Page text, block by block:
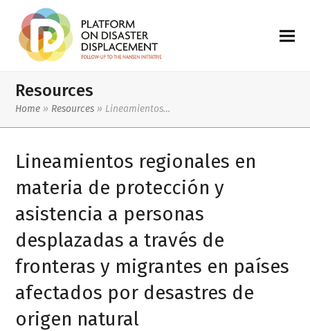
Resources
Home » Resources » Lineamientos…
Lineamientos regionales en
materia de protección y
asistencia a personas
desplazadas a través de
fronteras y migrantes en países
afectados por desastres de
origen natural